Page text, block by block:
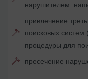
нарушителем:
привлечение
поисковых
процедуры для
пресечение